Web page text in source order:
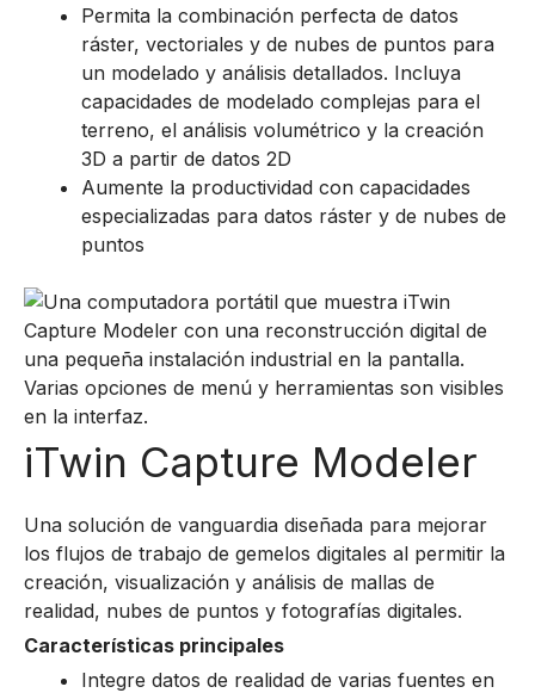
Permita la combinación perfecta de datos
ráster, vectoriales y de nubes de puntos para
un modelado y análisis detallados. Incluya
capacidades de modelado complejas para el
terreno, el análisis volumétrico y la creación
3D a partir de datos 2D
Aumente la productividad con capacidades
especializadas para datos ráster y de nubes de
puntos
iTwin Capture Modeler
Una solución de vanguardia diseñada para mejorar
los flujos de trabajo de gemelos digitales al permitir la
creación, visualización y análisis de mallas de
realidad, nubes de puntos y fotografías digitales.
Características principales
Integre datos de realidad de varias fuentes en